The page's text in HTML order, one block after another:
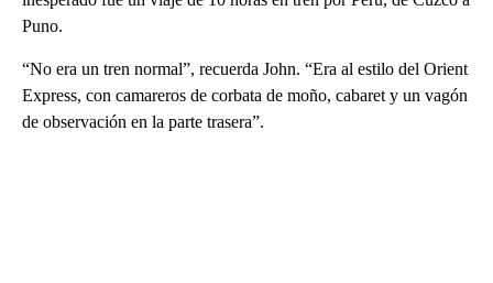
Puno.
“No era un tren normal”, recuerda John. “Era al estilo del Orient
Express, con camareros de corbata de moño, cabaret y un vagón
de observación en la parte trasera”.